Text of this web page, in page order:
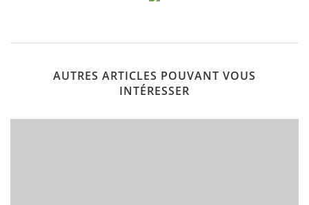
AUTRES ARTICLES POUVANT VOUS
INTÉRESSER